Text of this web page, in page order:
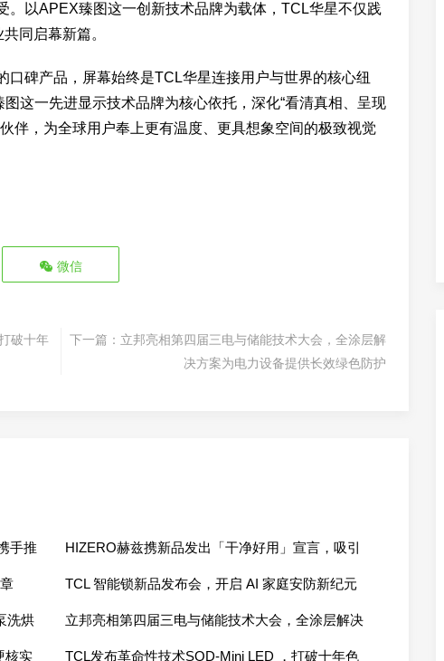
。以APEX臻图这一创新技术品牌为载体，TCL华星不仅践
同启幕新篇。
口碑产品，屏幕始终是TCL华星连接用户与世界的核心纽
这一先进显示技术品牌为核心依托，深化“看清真相、呈现
伴，为全球用户奉上更有温度、更具想象空间的极致视觉
微信
破十年
下一篇： 立邦亮相第四届三电与储能技术大会，全涂层解
决方案为电力设备提供长效绿色防护
手推 HIZERO赫兹携新品发出「干净好用」宣言，吸引
央视等媒体报道
TCL 智能锁新品发布会，开启 AI 家庭安防新纪元
洗烘 立邦亮相第四届三电与储能技术大会，全涂层解决
方案为电力设备提供长效绿色防护
核实 TCL发布革命性技术SQD-Mini LED ，打破十年色